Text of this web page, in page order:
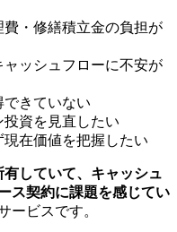
・修繕積立金の負担が
ッシュフローに不安が
きていない
資を見直したい
在価値を把握したい
していて、キャッシュ
ス契約に課題を感じてい
ービスです。